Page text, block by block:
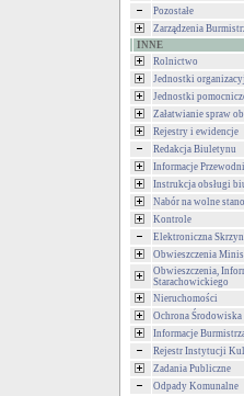
Pozostałe
Zarządzenia
INNE
Rolnictwo
Jednostki
Jednostki
Załatwianie spraw
Rejestry i ewidencje
Redakcja Biuletynu
Informacje
Instrukcja obsługi
Nabór na wolne
Kontrole
Elektroniczna
Obwieszczenia
Obwieszczenia,
Starachowickiego
Nieruchomości
Ochrona Środowiska
Informacje
Rejestr Instytucji
Zadania Publiczne
Odpady Komunalne